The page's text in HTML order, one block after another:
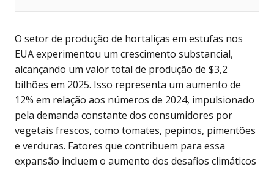
O setor de produção de hortaliças em estufas nos
EUA experimentou um crescimento substancial,
alcançando um valor total de produção de $3,2
bilhões em 2025. Isso representa um aumento de
12% em relação aos números de 2024, impulsionado
pela demanda constante dos consumidores por
vegetais frescos, como tomates, pepinos, pimentões
e verduras. Fatores que contribuem para essa
expansão incluem o aumento dos desafios climáticos